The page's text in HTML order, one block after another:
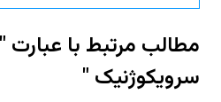
مطالب مرتبط با عبارت
سرویکوژنیک "